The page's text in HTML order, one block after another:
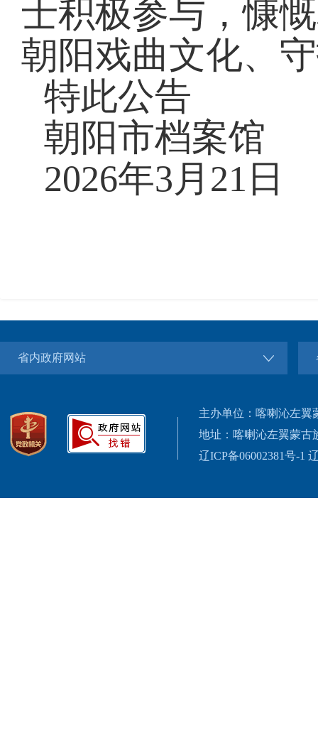
士积极参与，慷
朝阳戏曲文化、
特此公告
朝阳市档案馆
2026年3月21日
省内政府网站
主办单位：喀喇沁左翼
地址：喀喇沁左翼蒙古
辽ICP备06002381号-1